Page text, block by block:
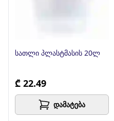
სათლი პლასტმასის 20ლ
₾ 22.49
დამატება